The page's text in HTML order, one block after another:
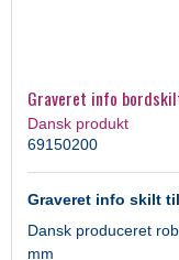
Graveret info
Dansk produkt
69150200
Graveret info skilt
Dansk produceret
mm